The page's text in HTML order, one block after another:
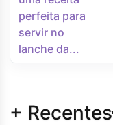
+ Recentes